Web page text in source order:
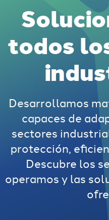
todos
Desarrollamos
capaces de
sectores
protección,
Descubre los
operamos y las